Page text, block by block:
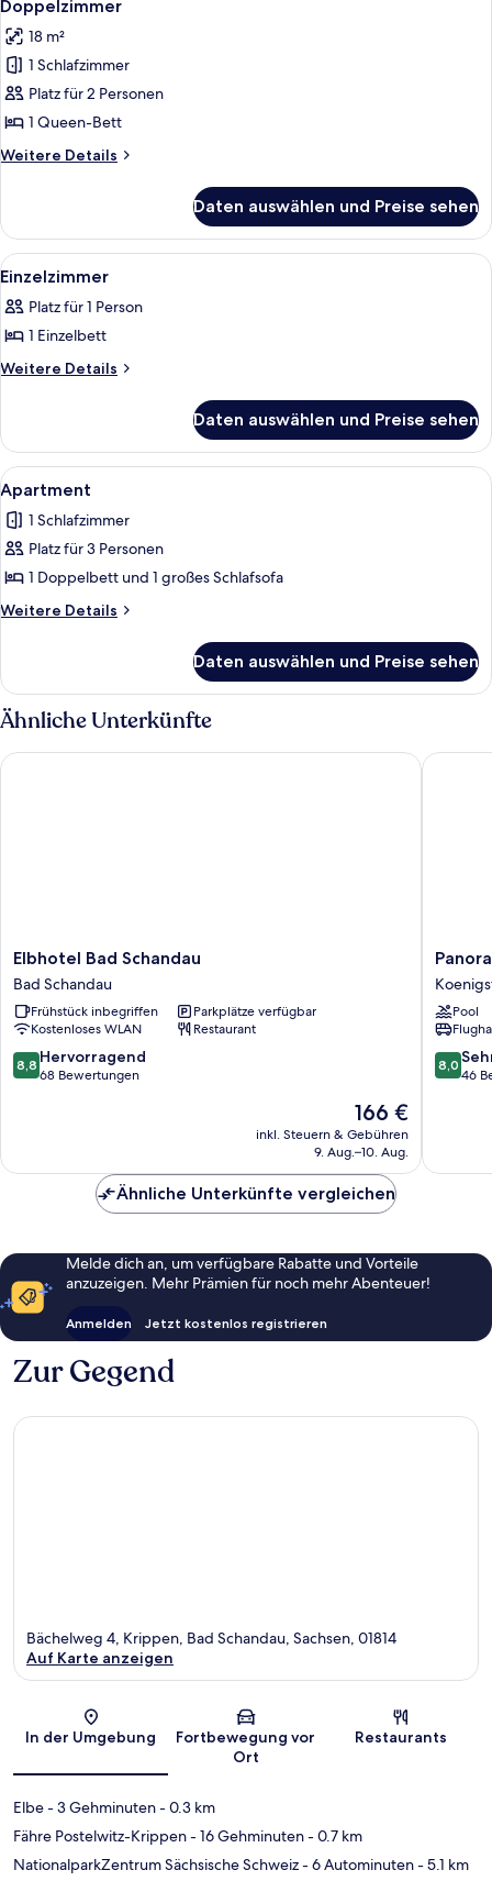
Fotos
für
Doppelzimmer
anzeigen
Doppelzimmer
18 m²
1 Schlafzimmer
Platz für 2 Personen
1 Queen-Bett
Weitere Details
Weitere
Daten auswählen und Preise sehen
Alle
Fotos
für
Einzelzimmer
anzeigen
Ein Hotelzimmer mit Schreibtisch,
3
Einzelzimmer
Platz für 1 Person
1 Einzelbett
Weitere Details
Weitere
Daten auswählen und Preise sehen
Alle
Fotos
für
Apartment
anzeigen
Ein Wohnzimmer mit Holzschrank,
4
Apartment
1 Schlafzimmer
Platz für 3 Personen
1 Doppelbett und 1 großes Schlafsofa
Weitere Details
Weitere
Daten auswählen und Preise sehen
Ähnliche Unterkünfte
Elbhotel
Bad
Schandau
Bad
Schandau
Elbhotel Bad Schandau
Bad Schandau
Frühstück inbegriffen
Parkplätze verfügbar
Kostenloses WLAN
Restaurant
8.8
von
8,8 Hervorragend
68 Bewertungen
Der
Preis
beträgt
166 €
inkl. Steuern & Gebühren
9. Aug.–10. Aug.
Elbhotel Bad Schandau
Pool
8.0
von
8,0
46
Ähnliche Unterkünfte vergleichen
Melde dich an, um verfügbare Rabatte und Vorteile
anzuzeigen. Mehr Prämien für noch mehr Abenteuer!
Anmelden Jetzt kostenlos registrieren
Zur Gegend
Karte
Bächelweg 4, Krippen, Bad Schandau, Sachsen, 01814
Auf Karte anzeigen
In der Umgebung
Fortbewegung vor
Ort
Restaurants
Elbe- 3 Gehminuten- 0.3 km
Fähre Postelwitz-Krippen- 16 Gehminuten- 0.7 km
NationalparkZentrum Sächsische Schweiz- 6 Autominuten- 5.1 km